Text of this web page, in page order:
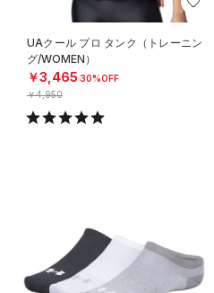
UAクール プロ タンク（トレーニン
グ/WOMEN）
￥3,465 30%OFF
￥4,950